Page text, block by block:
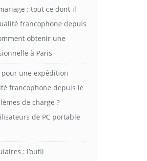
: tout ce dont il
francophone depuis
obtenir une
à Paris
une expédition
francophone depuis le
de charge ?
de PC portable
: l’outil